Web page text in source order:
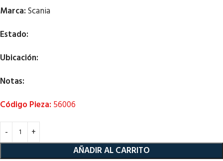
Marca:Scania
Estado:
Ubicación:
Notas:
Código Pieza: 56006
AÑADIR AL CARRITO